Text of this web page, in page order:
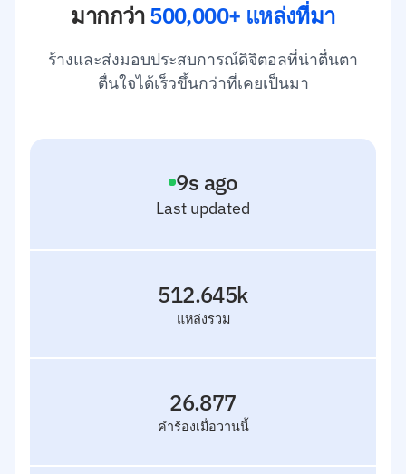
มากกว่า500,000+ แหล่งที่มา
ร้างและส่งมอบประสบการณ์ดิจิตอลที่น่าตื่นตา
ตื่นใจได้เร็วขึ้นกว่าที่เคยเป็นมา
Last updated
10s ago
แหล่งรวม
512.645k
คำร้องเมื่อวานนี้
26.877